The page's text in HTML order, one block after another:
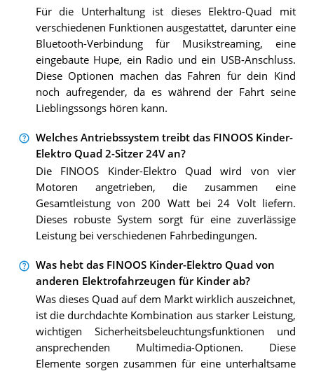
Für die Unterhaltung ist dieses Elektro-Quad mit
verschiedenen Funktionen ausgestattet, darunter eine
Bluetooth-Verbindung für Musikstreaming, eine
eingebaute Hupe, ein Radio und ein USB-Anschluss.
Diese Optionen machen das Fahren für dein Kind
noch aufregender, da es während der Fahrt seine
Lieblingssongs hören kann.
Welches Antriebssystem treibt das FINOOS Kinder-
Elektro Quad 2-Sitzer 24V an?
Die FINOOS Kinder-Elektro Quad wird von vier
Motoren angetrieben, die zusammen eine
Gesamtleistung von 200 Watt bei 24 Volt liefern.
Dieses robuste System sorgt für eine zuverlässige
Leistung bei verschiedenen Fahrbedingungen.
Was hebt das FINOOS Kinder-Elektro Quad von
anderen Elektrofahrzeugen für Kinder ab?
Was dieses Quad auf dem Markt wirklich auszeichnet,
ist die durchdachte Kombination aus starker Leistung,
wichtigen Sicherheitsbeleuchtungsfunktionen und
ansprechenden Multimedia-Optionen. Diese
Elemente sorgen zusammen für eine unterhaltsame